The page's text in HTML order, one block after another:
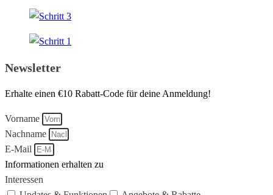
Newsletter
Erhalte einen €10 Rabatt-Code für deine Anmeldung!
Vorname
Nachname
E-Mail
Informationen erhalten zu
Interessen